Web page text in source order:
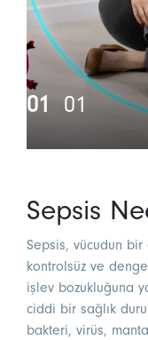
01 / 01
Sepsis
Sepsis, vücudun
kontrolsüz ve
işlev bozukluğuna
ciddi bir sağlık
bakteri, virüs,